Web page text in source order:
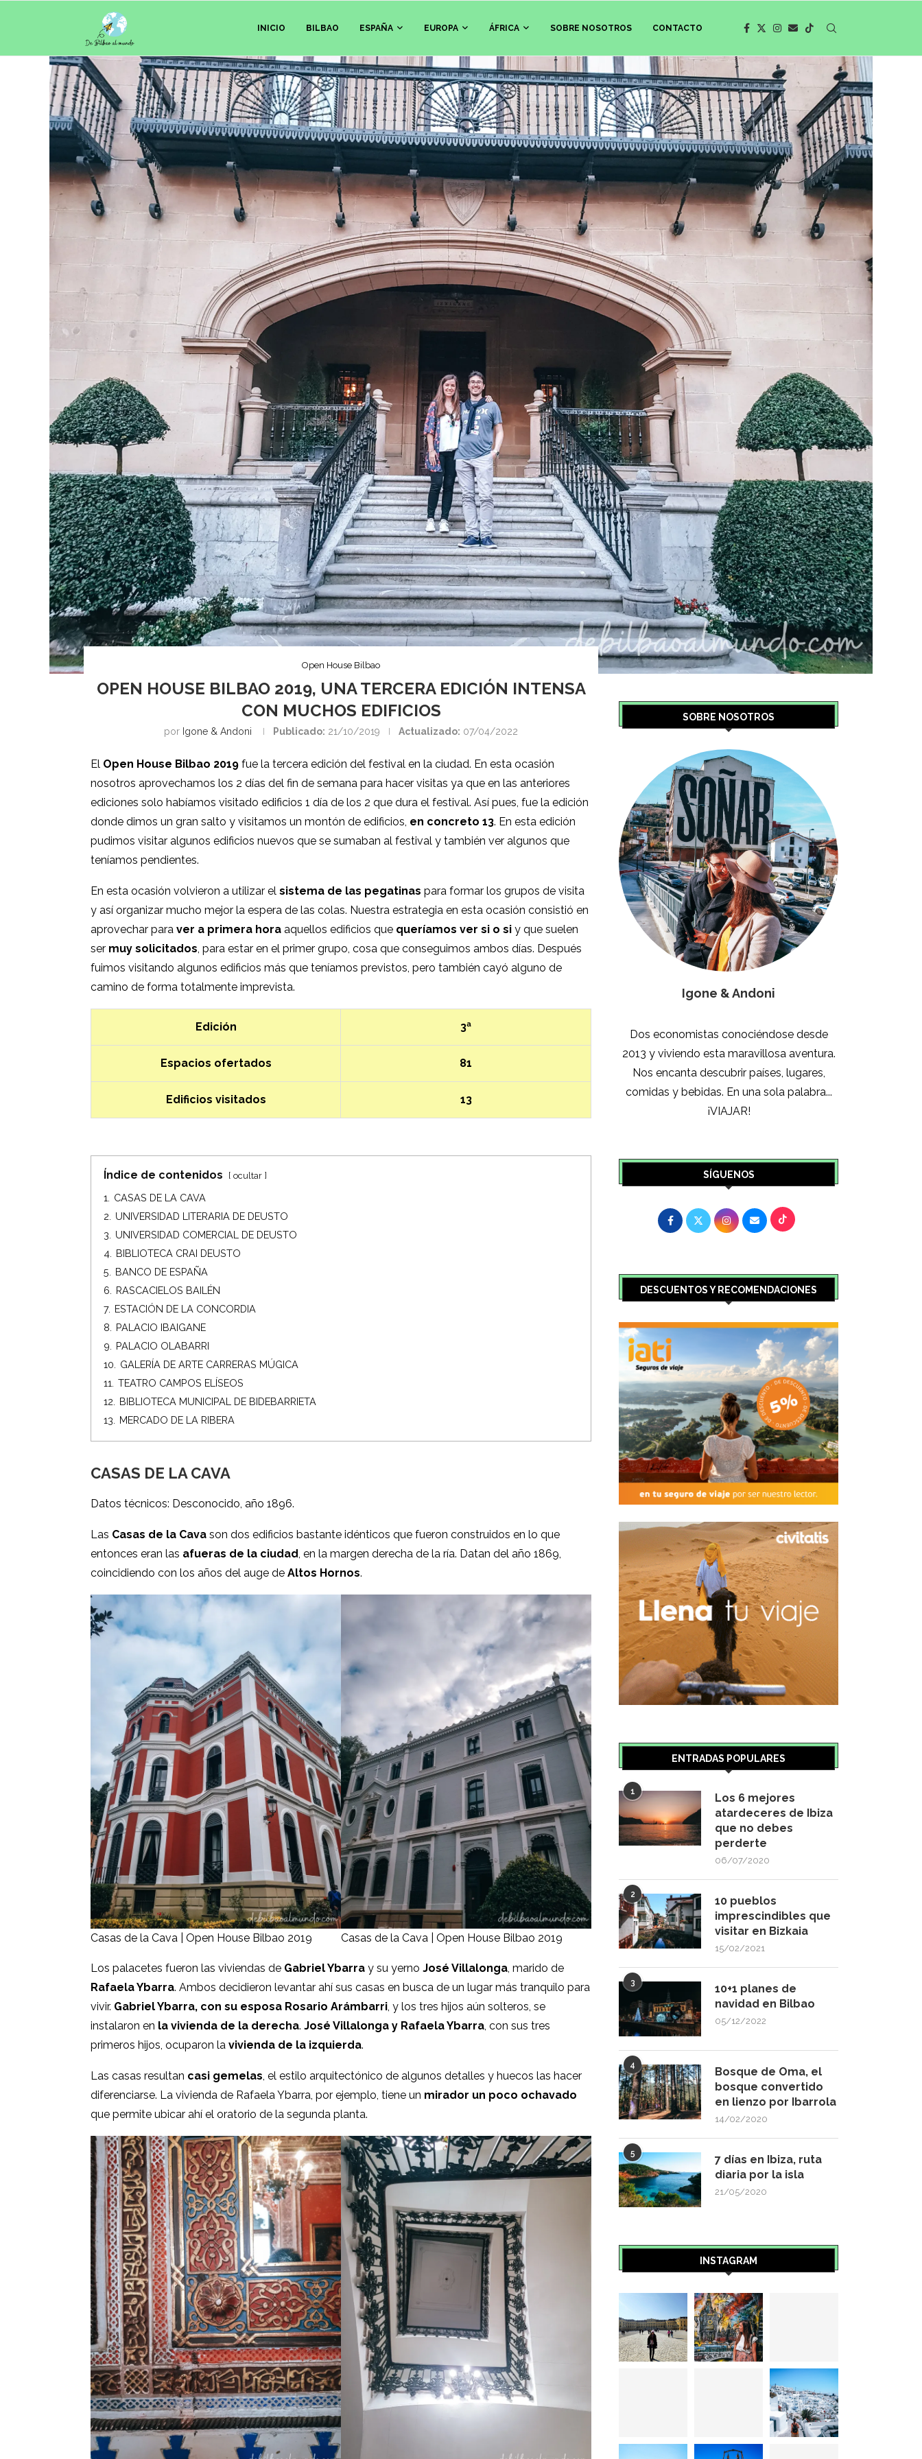
INICIO BILBAO ESPAÑA EUROPA ÁFRICA SOBRE NOSOTROS CONTACTO
Open House Bilbao
OPEN HOUSE BILBAO 2019, UNA TERCERA EDICIÓN INTENSA
CON MUCHOS EDIFICIOS
por Igone & Andoni Publicado: 21/10/2019 Actualizado: 07/04/2022
El Open House Bilbao 2019 fue la tercera edición del festival en la ciudad. En esta ocasión
nosotros aprovechamos los 2 días del fin de semana para hacer visitas ya que en las anteriores
ediciones solo habíamos visitado edificios 1 día de los 2 que dura el festival. Así pues, fue la edición
donde dimos un gran salto y visitamos un montón de edificios, en concreto 13. En esta edición
pudimos visitar algunos edificios nuevos que se sumaban al festival y también ver algunos que
teníamos pendientes.
En esta ocasión volvieron a utilizar el sistema de las pegatinas para formar los grupos de visita
y así organizar mucho mejor la espera de las colas. Nuestra estrategia en esta ocasión consistió en
aprovechar para ver a primera hora aquellos edificios que queríamos ver si o si y que suelen
ser muy solicitados, para estar en el primer grupo, cosa que conseguimos ambos días. Después
fuimos visitando algunos edificios más que teníamos previstos, pero también cayó alguno de
camino de forma totalmente imprevista.
Edición 3ª
Espacios ofertados 81
Edificios visitados 13
Índice de contenidos ocultar
1.
CASAS DE LA CAVA
2.
UNIVERSIDAD LITERARIA DE DEUSTO
3.
UNIVERSIDAD COMERCIAL DE DEUSTO
4. BIBLIOTECA CRAI DEUSTO
5.
BANCO DE ESPAÑA
6.
RASCACIELOS BAILÉN
7. ESTACIÓN DE LA CONCORDIA
8.
PALACIO IBAIGANE
9.
PALACIO OLABARRI
10.
GALERÍA DE ARTE CARRERAS MÚGICA
11.
TEATRO CAMPOS ELÍSEOS
12.
BIBLIOTECA MUNICIPAL DE BIDEBARRIETA
13.
MERCADO DE LA RIBERA
CASAS DE LA CAVA
Datos técnicos: Desconocido, año 1896.
Las Casas de la Cava son dos edificios bastante idénticos que fueron construidos en lo que
entonces eran las afueras de la ciudad, en la margen derecha de la ría. Datan del año 1869,
coincidiendo con los años del auge de Altos Hornos.
Casas de la Cava | Open House Bilbao 2019 Casas de la Cava | Open House Bilbao 2019
Los palacetes fueron las viviendas de Gabriel Ybarra y su yerno José Villalonga, marido de
Rafaela Ybarra. Ambos decidieron levantar ahí sus casas en busca de un lugar más tranquilo para
vivir. Gabriel Ybarra, con su esposa Rosario Arámbarri, y los tres hijos aún solteros, se
instalaron en la vivienda de la derecha. José Villalonga y Rafaela Ybarra, con sus tres
primeros hijos, ocuparon la vivienda de la izquierda.
Las casas resultan casi gemelas, el estilo arquitectónico de algunos detalles y huecos las hacer
diferenciarse. La vivienda de Rafaela Ybarra, por ejemplo, tiene un mirador un poco ochavado
que permite ubicar ahí el oratorio de la segunda planta.
SOBRE NOSOTROS
Igone & Andoni
Dos economistas conociéndose desde
2013 y viviendo esta maravillosa aventura.
Nos encanta descubrir países, lugares,
comidas y bebidas. En una sola palabra...
¡VIAJAR!
SÍGUENOS
DESCUENTOS Y RECOMENDACIONES
ENTRADAS POPULARES
1
Los 6 mejores
atardeceres de Ibiza
que no debes
perderte
06/07/2020
2
10 pueblos
imprescindibles que
visitar en Bizkaia
15/02/2021
3
10+1 planes de
navidad en Bilbao
05/12/2022
4
Bosque de Oma, el
bosque convertido
en lienzo por Ibarrola
14/02/2020
5
7 días en Ibiza, ruta
diaria por la isla
21/05/2020
INSTAGRAM